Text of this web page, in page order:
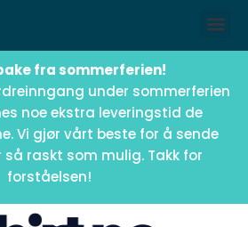
fra sommerferien!
under sommerferien
noe ekstra leveringstid de
Vi gjør vårt beste for å sende
raskt som mulig. Takk for
forståelsen!